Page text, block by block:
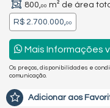
800,00 m² de área
R$ 2.700.000,00
Mais Informações
Os preços, disponibilidades e
comunicação.
Adicionar aos